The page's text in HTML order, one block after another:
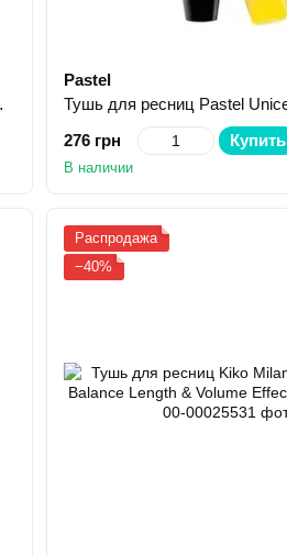
10 г
Pastel
276 грн
Купить
В наличии
Распродажа
−40%